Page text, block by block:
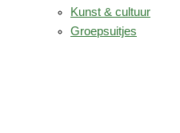
Kunst & cultuur
Groepsuitjes